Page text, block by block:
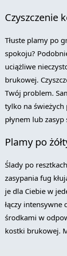
Czyszczenie
Tłuste plamy po
spokoju?
uciążliwe
brukowej.
Twój problem.
tylko na
płynem lub
Plamy po
Ślady po
zasypania fug
je dla Ciebie w
łączy intensywne
środkami w
kostki brukowej.